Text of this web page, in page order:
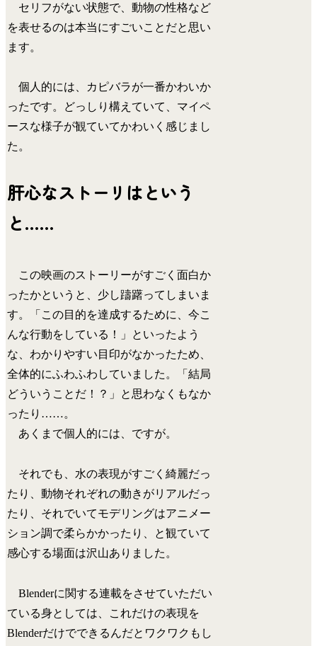
セリフがない状態で、動物の性格など
を表せるのは本当にすごいことだと思い
ます。
個人的には、カピバラが一番かわいか
ったです。どっしり構えていて、マイペ
ースな様子が観ていてかわいく感じまし
た。
肝心なストーリはという
と……
この映画のストーリーがすごく面白か
ったかというと、少し躊躇ってしまいま
す。「この目的を達成するために、今こ
んな行動をしている！」といったよう
な、わかりやすい目印がなかったため、
全体的にふわふわしていました。「結局
どういうことだ！？」と思わなくもなか
ったり……。
あくまで個人的には、ですが。
それでも、水の表現がすごく綺麗だっ
たり、動物それぞれの動きがリアルだっ
たり、それでいてモデリングはアニメー
ション調で柔らかかったり、と観ていて
感心する場面は沢山ありました。
Blenderに関する連載をさせていただい
ている身としては、これだけの表現を
Blenderだけでできるんだとワクワクもし